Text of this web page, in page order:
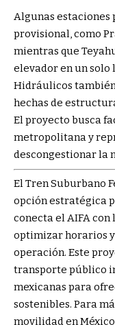
Algunas
provisional, como
mientras que
elevador en un solo
Hidráulicos
hechas de
El proyecto busca
metropolitana y
descongestionar la
El Tren Suburbano
opción estratégica
conecta el AIFA
optimizar horarios
operación. Este
transporte público
mexicanas para
sostenibles. Para
movilidad en